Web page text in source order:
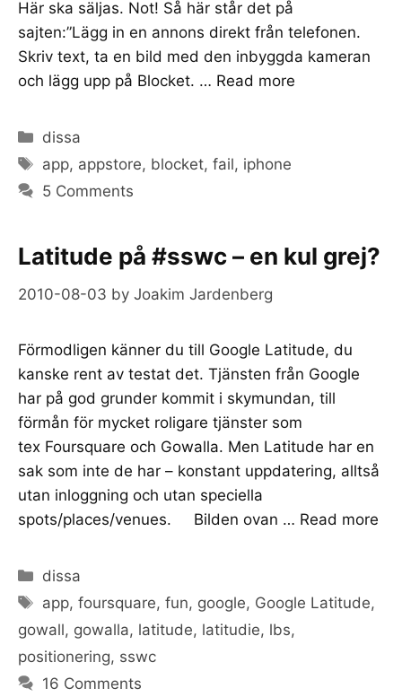
Här ska säljas. Not! Så här står det på
sajten:”Lägg in en annons direkt från telefonen.
Skriv text, ta en bild med den inbyggda kameran
och lägg upp på Blocket. … Read more
Categories
dissa
Tags
app, appstore, blocket,fail, iphone
5 Comments
Latitude på #sswc – en kul grej?
2010-08-03 by Joakim Jardenberg
Förmodligen känner du till Google Latitude, du
kanske rent av testat det. Tjänsten från Google
har på god grunder kommit i skymundan, till
förmån för mycket roligare tjänster som
tex Foursquare och Gowalla. Men Latitude har en
sak som inte de har – konstant uppdatering, alltså
utan inloggning och utan speciella
spots/places/venues. Bilden ovan … Read more
Categories
dissa
Tags
app,foursquare,fun, google, Google Latitude,
gowall, gowalla, latitude, latitudie, lbs,
positionering, sswc
16 Comments